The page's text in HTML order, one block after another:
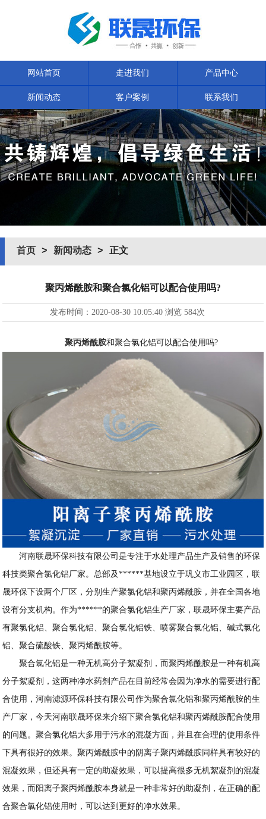
网站首页 走进我们 产品中心
新闻动态 客户案例 联系我们
首页 > 新闻动态 > 正文
聚丙烯酰胺和聚合氯化铝可以配合使用吗?
发布时间：2020-08-30 10:05:40浏览584次
聚丙烯酰胺和聚合氯化铝可以配合使用吗?
河南联晟环保科技有限公司是专注于水处理产品生产及销售的环保
科技类聚合氯化铝厂家。总部及******基地设立于巩义市工业园区，联
晟环保下设两个厂区，分别生产聚氯化铝和聚丙烯酰胺，并在全国各地
设有分支机构。作为******的聚合氯化铝生产厂家，联晟环保主要产品
有聚氯化铝、聚合氯化铝、聚合氯化铝铁、喷雾聚合氯化铝、碱式氯化
铝、聚合硫酸铁、聚丙烯酰胺等。
聚合氯化铝是一种无机高分子絮凝剂，而聚丙烯酰胺是一种有机高
分子絮凝剂，这两种净水药剂产品在目前经常会因为净水的需要进行配
合使用，河南滤源环保科技有限公司作为聚合氯化铝和聚丙烯酰胺的生
产厂家，今天河南联晟环保来介绍下聚合氯化铝和聚丙烯酰胺配合使用
的问题。聚合氯化铝大多用于污水的混凝方面，并且在合理的使用条件
下具有很好的效果。聚丙烯酰胺中的阴离子聚丙烯酰胺同样具有较好的
混凝效果，但还具有一定的助凝效果，可以提高很多无机絮凝剂的混凝
效果，而阳离子聚丙烯酰胺本身就是一种非常好的助凝剂，在正确的配
合聚合氯化铝使用时，可以达到更好的净水效果。